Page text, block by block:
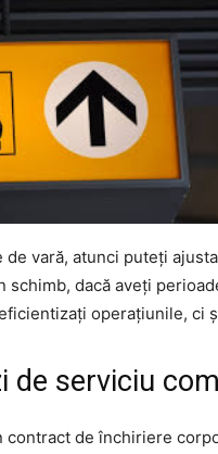
vară, atunci puteți
schimb, dacă aveți
operațiunile, ci
de serviciu
contract de închiriere